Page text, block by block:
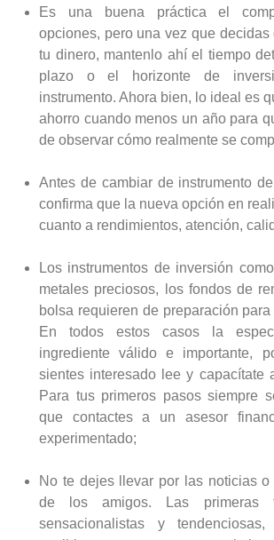
Es una buena práctica el
opciones, pero una vez que decidas
tu dinero, mantenlo ahí el tiempo
plazo o el horizonte de
instrumento. Ahora bien, lo ideal es
ahorro cuando menos un año para
de observar cómo realmente se
Antes de cambiar de instrumento
confirma que la nueva opción en
cuanto a rendimientos, atención,
Los instrumentos de inversión
metales preciosos, los fondos de
bolsa requieren de preparación
En todos estos casos la
ingrediente válido e importante,
sientes interesado lee y capacítate
Para tus primeros pasos siempre
que contactes a un asesor
experimentado;
No te dejes llevar por las noticias o
de los amigos. Las primeras
sensacionalistas y